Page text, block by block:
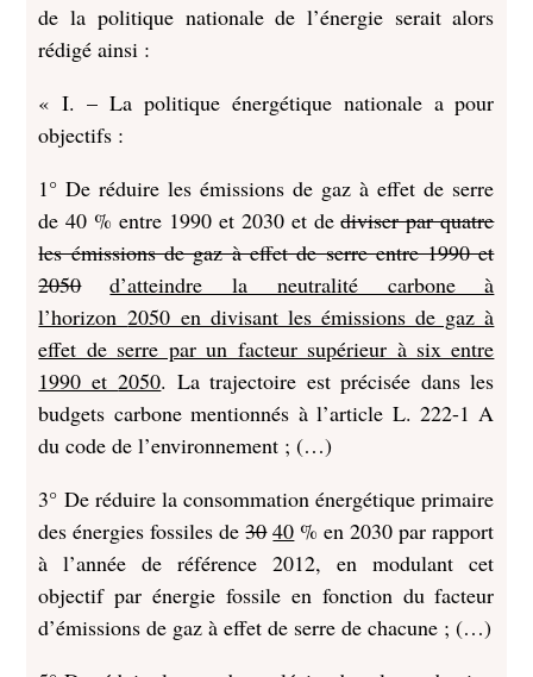
de la politique nationale de l’énergie serait alors
rédigé ainsi :
« I. – La politique énergétique nationale a pour
objectifs :
1° De réduire les émissions de gaz à effet de serre
de 40 % entre 1990 et 2030 et dediviser par quatre
les émissions de gaz à effet de serre entre 1990 et
2050
d’atteindre la neutralité carbone à
l’horizon2050 en divisant les émissions de gaz à
effet de serre par un facteur supérieur à six entre
1990 et2050. La trajectoire est précisée dans les
budgets carbone mentionnés à l’article L. 222-1 A
du code de l’environnement ; (…)
3° De réduire la consommation énergétique primaire
des énergies fossiles de30 40 % en 2030 par rapport
à l’année de référence 2012, en modulant cet
objectif par énergie fossile en fonction du facteur
d’émissions de gaz à effet de serre de chacune ; (…)